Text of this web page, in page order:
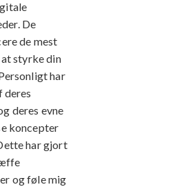
De
de mest
styrke din
har
deres
deres evne
koncepter
har gjort
og føle mig